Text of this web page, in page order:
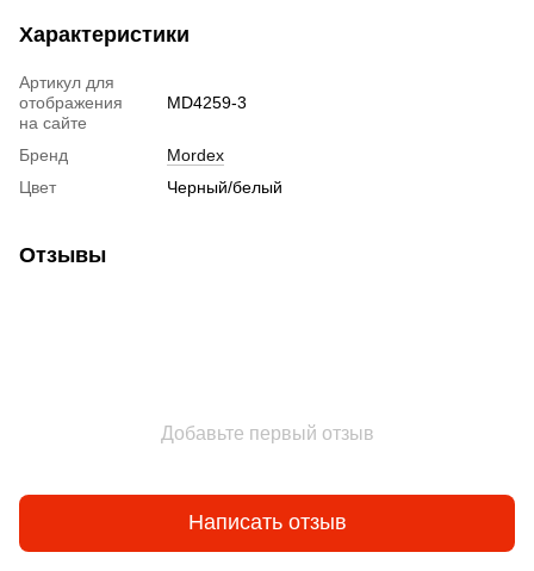
Характеристики
Артикул для
отображения
на сайте
MD4259-3
Бренд
Mordex
Цвет
Черный/белый
Отзывы
Добавьте первый отзыв
Написать отзыв